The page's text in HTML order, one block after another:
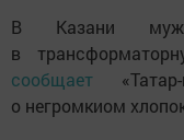
В Казани
в
сообщает
о негромкиом